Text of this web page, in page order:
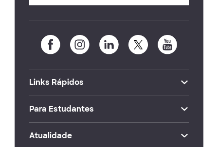
Links Rápidos
Para Estudantes
Atualidade